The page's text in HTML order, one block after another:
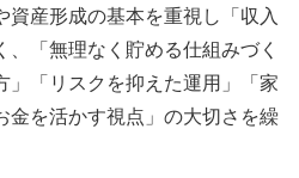
資産形成の基本を重視し「収入
、「無理なく貯める仕組みづく
」「リスクを抑えた運用」「家
金を活かす視点」の大切さを繰